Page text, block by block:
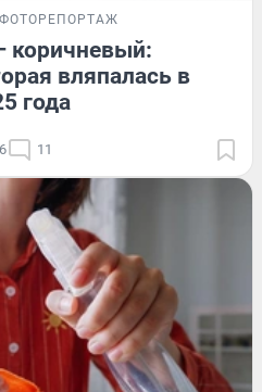
ФОТОРЕПОРТАЖ
коричневый:
вляпалась в
года
11